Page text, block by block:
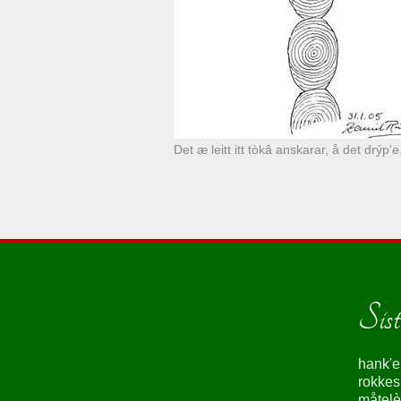
Det æ leitt itt tòkâ anskarar, å det drýp'e.
hank'e